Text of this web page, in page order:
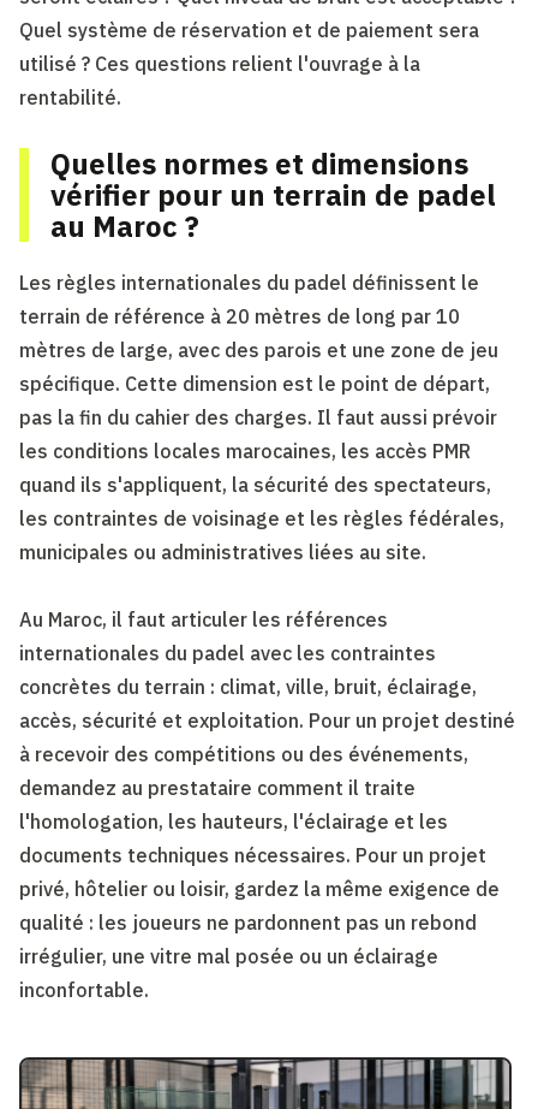
Quel système de réservation et de paiement sera
utilisé ? Ces questions relient l'ouvrage à la
rentabilité.
Quelles normes et dimensions
vérifier pour un terrain de padel
au Maroc ?
Les règles internationales du padel définissent le
terrain de référence à 20 mètres de long par 10
mètres de large, avec des parois et une zone de jeu
spécifique. Cette dimension est le point de départ,
pas la fin du cahier des charges. Il faut aussi prévoir
les conditions locales marocaines, les accès PMR
quand ils s'appliquent, la sécurité des spectateurs,
les contraintes de voisinage et les règles fédérales,
municipales ou administratives liées au site.
Au Maroc, il faut articuler les références
internationales du padel avec les contraintes
concrètes du terrain : climat, ville, bruit, éclairage,
accès, sécurité et exploitation. Pour un projet destiné
à recevoir des compétitions ou des événements,
demandez au prestataire comment il traite
l'homologation, les hauteurs, l'éclairage et les
documents techniques nécessaires. Pour un projet
privé, hôtelier ou loisir, gardez la même exigence de
qualité : les joueurs ne pardonnent pas un rebond
irrégulier, une vitre mal posée ou un éclairage
inconfortable.